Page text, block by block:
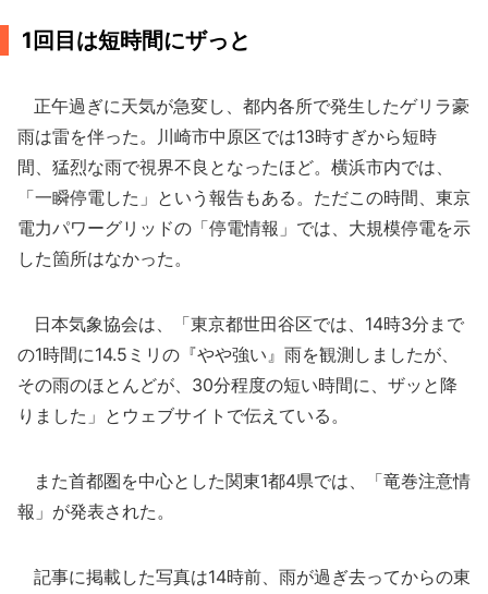
1回目は短時間にザっと
正午過ぎに天気が急変し、都内各所で発生したゲリラ豪
雨は雷を伴った。川崎市中原区では13時すぎから短時
間、猛烈な雨で視界不良となったほど。横浜市内では、
「一瞬停電した」という報告もある。ただこの時間、東京
電力パワーグリッドの「停電情報」では、大規模停電を示
した箇所はなかった。
日本気象協会は、「東京都世田谷区では、14時3分まで
の1時間に14.5ミリの『やや強い』雨を観測しましたが、
その雨のほとんどが、30分程度の短い時間に、ザッと降
りました」とウェブサイトで伝えている。
また首都圏を中心とした関東1都4県では、「竜巻注意情
報」が発表された。
記事に掲載した写真は14時前、雨が過ぎ去ってからの東